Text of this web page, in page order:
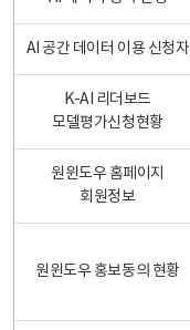
AI 공간 데이터 이용 신청자
K-AI 리더보드
모델평가신청현황
원윈도우 홈페이지
회원정보
원윈도우 홍보동의 현황